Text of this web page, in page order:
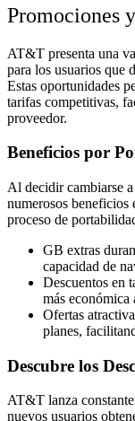
Promociones
AT&T presenta una
para los usuarios que
Estas oportunidades
tarifas competitivas,
proveedor.
Beneficios por
Al decidir cambiarse
numerosos beneficios
proceso de
GB extras
capacidad de
Descuentos en
más
Ofertas
planes,
Descubre los
AT&T lanza
nuevos usuarios